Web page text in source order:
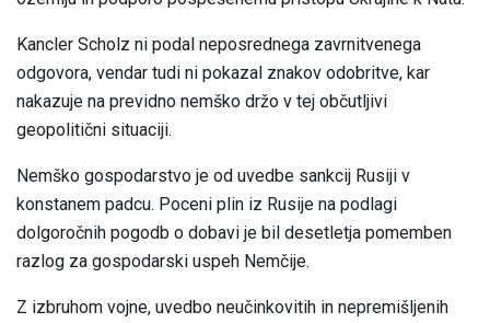
Kancler Scholz ni podal neposrednega zavrnitvenega
odgovora, vendar tudi ni pokazal znakov odobritve, kar
nakazuje na previdno nemško držo v tej občutljivi
geopolitični situaciji.
Nemško gospodarstvo je od uvedbe sankcij Rusiji v
konstanem padcu. Poceni plin iz Rusije na podlagi
dolgoročnih pogodb o dobavi je bil desetletja pomemben
razlog za gospodarski uspeh Nemčije.
Z izbruhom vojne, uvedbo neučinkovitih in nepremišljenih